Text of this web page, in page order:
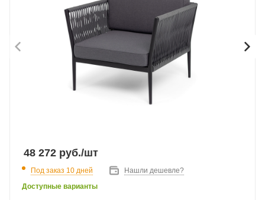
48 272 руб./шт
Под заказ 10 дней
Нашли дешевле?
Доступные варианты